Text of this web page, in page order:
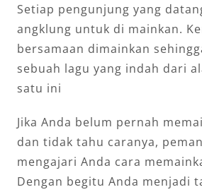
Setiap pengunjung yang
angklung untuk di mainkan.
bersamaan dimainkan
sebuah lagu yang indah dari
satu ini
Jika Anda belum pernah
dan tidak tahu caranya,
mengajari Anda cara
Dengan begitu Anda menjadi